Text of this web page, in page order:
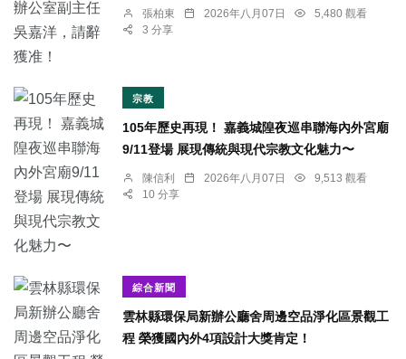
張柏東 2026年八月07日
5,480 觀看
3 分享
宗教
105年歷史再現！ 嘉義城隍夜巡串聯海內外宮廟
9/11登場 展現傳統與現代宗教文化魅力〜
陳信利 2026年八月07日
9,513 觀看
10 分享
綜合新聞
雲林縣環保局新辦公廳舍周邊空品淨化區景觀工
程 榮獲國內外4項設計大獎肯定！